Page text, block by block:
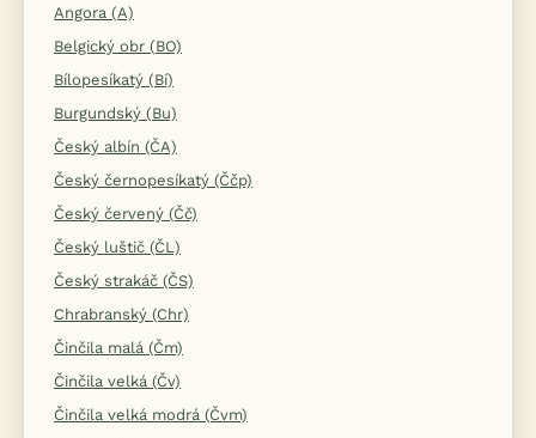
Angora (A)
Belgický obr (BO)
Bílopesíkatý (Bí)
Burgundský (Bu)
Český albín (ČA)
Český černopesíkatý (Ččp)
Český červený (Čč)
Český luštič (ČL)
Český strakáč (ČS)
Chrabranský (Chr)
Činčila malá (Čm)
Činčila velká (Čv)
Činčila velká modrá (Čvm)